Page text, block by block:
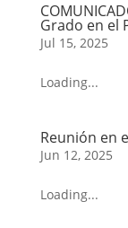
Grado en el
Jul 15, 2025
Loading...
Reunión en
Jun 12, 2025
Loading...